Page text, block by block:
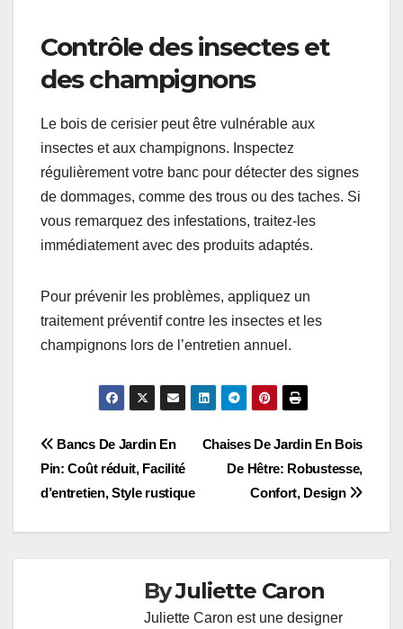
Contrôle des insectes et
des champignons
Le bois de cerisier peut être vulnérable aux
insectes et aux champignons. Inspectez
régulièrement votre banc pour détecter des signes
de dommages, comme des trous ou des taches. Si
vous remarquez des infestations, traitez-les
immédiatement avec des produits adaptés.
Pour prévenir les problèmes, appliquez un
traitement préventif contre les insectes et les
champignons lors de l’entretien annuel.
Post
navigation
Chaises De Jardin En Bois
De Hêtre: Robustesse,
Confort, Design
Bancs De Jardin En
Pin: Coût réduit, Facilité
d’entretien, Style rustique
ByJuliette Caron
Juliette Caron est une designer